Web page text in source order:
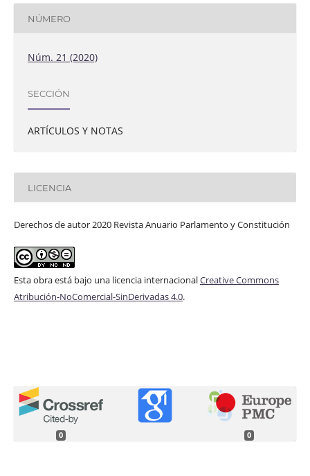
NÚMERO
Núm. 21 (2020)
SECCIÓN
ARTÍCULOS Y NOTAS
LICENCIA
Derechos de autor 2020 Revista Anuario Parlamento y Constitución
Esta obra está bajo una licencia internacionalCreative Commons
Atribución-NoComercial-SinDerivadas 4.0.
0 0